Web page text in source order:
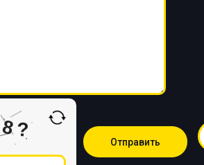
8 ?